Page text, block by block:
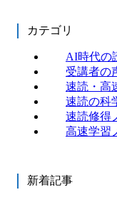
カテゴリ
AI時代の
受講者の
速読・高
速読の科
速読修得
高速学習
新着記事